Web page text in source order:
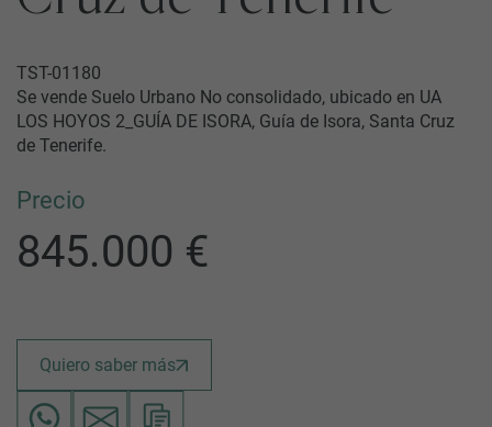
TST-01180
Se vende Suelo Urbano No consolidado, ubicado en UA
LOS HOYOS 2_GUÍA DE ISORA, Guía de Isora, Santa Cruz
de Tenerife.
Precio
845.000 €
Quiero saber más